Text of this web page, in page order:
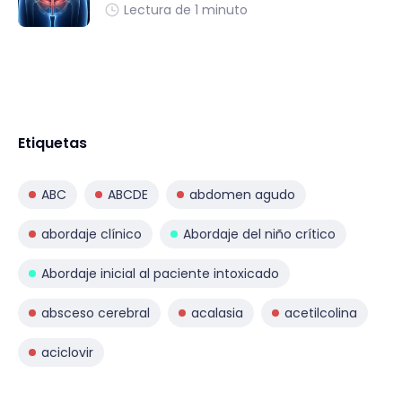
Lectura de 1 minuto
Etiquetas
ABC ABCDE abdomen agudo
abordaje clínico Abordaje del niño crítico
Abordaje inicial al paciente intoxicado
absceso cerebral acalasia acetilcolina
aciclovir